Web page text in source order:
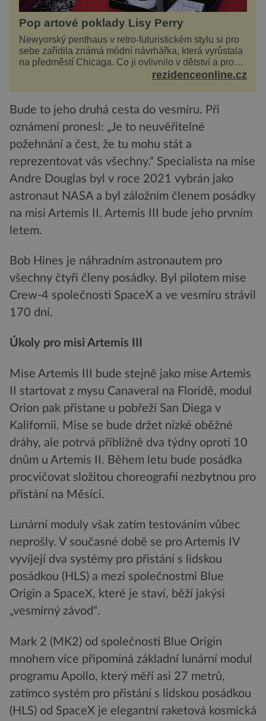
Pop artové poklady Lisy Perry
Newyorský penthaus v retro-futuristickém stylu si pro
sebe zařídila známá módní návrhářka, která vyrůstala
na předměstí Chicaga. Co ji ovlivnilo v dětství a proč
vypadá její domov právě takto? Interié...rezidenceonline.cz
Bude to jeho druhá cesta do vesmíru. Při
oznámení pronesl: „Je to neuvěřitelné
požehnání a čest, že tu mohu stát a
reprezentovat vás všechny.“ Specialista na mise
Andre Douglas byl v roce 2021 vybrán jako
astronaut NASA a byl záložním členem posádky
na misi Artemis II. Artemis III bude jeho prvním
letem.
Bob Hines je náhradním astronautem pro
všechny čtyři členy posádky. Byl pilotem mise
Crew-4 společnosti SpaceX a ve vesmíru strávil
170 dní.
Úkoly pro misi Artemis III
Mise Artemis III bude stejně jako mise Artemis
II startovat z mysu Canaveral na Floridě, modul
Orion pak přistane u pobřeží San Diega v
Kalifornii. Mise se bude držet nízké oběžné
dráhy, ale potrvá přibližně dva týdny oproti 10
dnům u Artemis II. Během letu bude posádka
procvičovat složitou choreografii nezbytnou pro
přistání na Měsíci.
Lunární moduly však zatím testováním vůbec
neprošly. V současné době se pro Artemis IV
vyvíjejí dva systémy pro přistání s lidskou
posádkou (HLS) a mezi společnostmi Blue
Origin a SpaceX, které je staví, běží jakýsi
„vesmírný závod“.
Mark 2 (MK2) od společnosti Blue Origin
mnohem více připomíná základní lunární modul
programu Apollo, který měří asi 27 metrů,
zatímco systém pro přistání s lidskou posádkou
(HLS) od SpaceX je elegantní raketová kosmická